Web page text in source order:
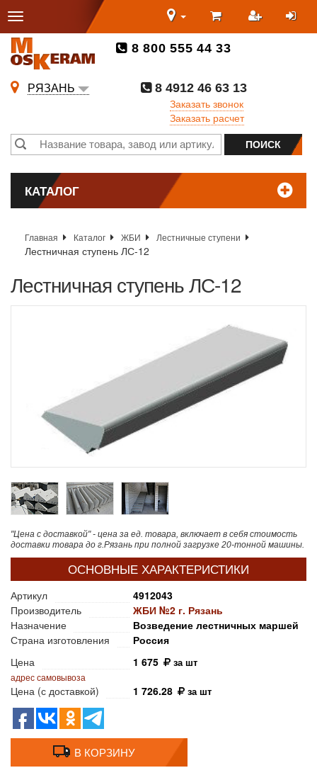
8 800 555 44 33
РЯЗАНЬ
8 4912 46 63 13
Заказать звонок
Заказать расчет
КАТАЛОГ
Главная Каталог ЖБИ Лестничные ступени
Лестничная ступень ЛС-12
Лестничная ступень ЛС-12
"Цена с доставкой" - цена за ед. товара, включает в себя стоимость
доставки товара до г.Рязань при полной загрузке 20-тонной машины.
ОСНОВНЫЕ ХАРАКТЕРИСТИКИ
Артикул
4912043
Производитель
ЖБИ №2 г. Рязань
Назначение
Возведение лестничных маршей
Страна изготовления
Россия
Цена
1 675 за шт
адрес самовывоза
Цена (с доставкой) 1 726.28 за шт
В КОРЗИНУ